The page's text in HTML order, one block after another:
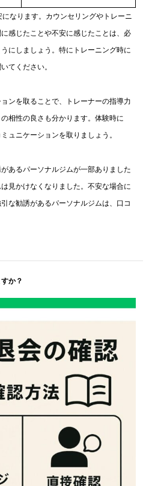
なります。カウンセリングやトレーニ
感じたことや不安に感じたことは、必
にしましょう。特にトレーニング時に
てください。
ンを取ることで、トレーナーの指導力
相性の良さも分かります。体験時に
ュニケーションを取りましょう。
あるパーソナルジムが一部ありました
見かけなくなりました。不安な場合に
な勧誘があるパーソナルジムは、口コ
か？